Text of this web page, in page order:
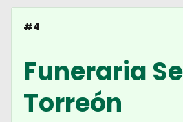
#4
Funeraria
Torreón